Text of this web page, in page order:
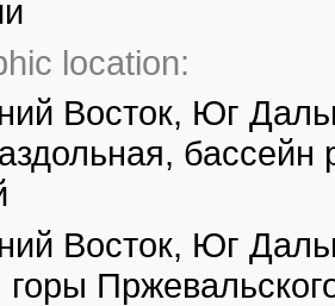
location:
Восток, Юг
Восток, Юг